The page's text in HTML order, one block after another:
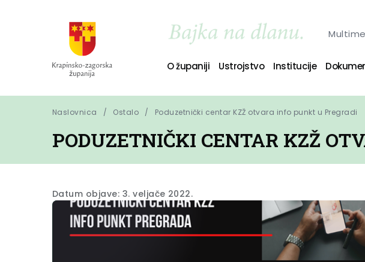
O županiji Ustrojstvo Institucije
Naslovnica Ostalo Poduzetnički centar KZŽ otvara info punkt u Pregradi
PODUZETNIČKI CENTAR KZŽ
Datum objave: 3. veljače 2022.